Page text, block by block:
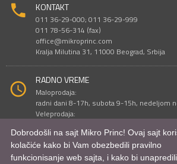
KONTAKT
011 36-29-000; 011 36-29-999
011 78-56-314 (fax)
office@mikroprinc.com
Kralja Milutina 31, 11000 Beograd, Srbija
RADNO VREME
Maloprodaja:
radni dani 8-17h, subota 9-15h, nedeljom
Veleprodaja:
Sve cene su iskazane u dinarima. PDV je
Dobrodošli na sajt Mikro Princ! Ovaj sajt
kolačiće kako bi Vam obezbedili pravilno
funkcionisanje web sajta, i kako bi